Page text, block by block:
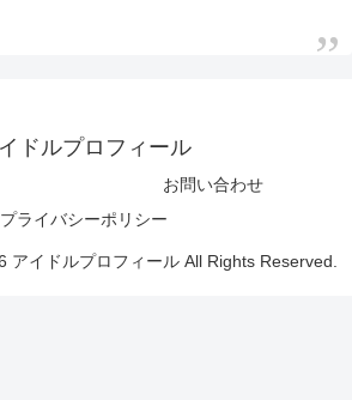
ドルプロフィール
お問い合わせ
プライバシーポリシー
イドルプロフィール All Rights Reserved.